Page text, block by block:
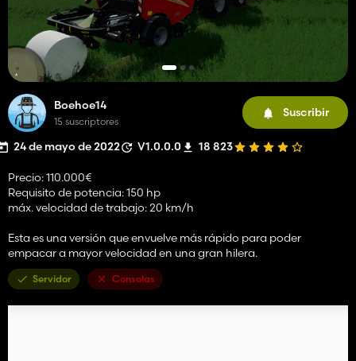
Boehoe14
15 suscriptores
Suscribir
24 de mayo de 2022 V1.0.0.0 18 823
Precio: 110.000€
Requisito de potencia: 150 hp
máx. velocidad de trabajo: 20 km/h
Esta es una versión que envuelve más rápido para poder
empacar a mayor velocidad en una gran hilera.
Servidor Consolas